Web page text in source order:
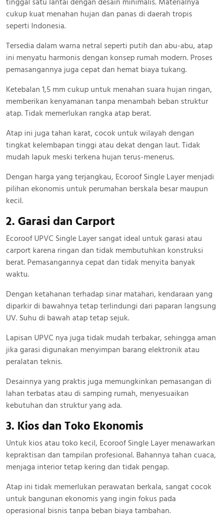
cukup kuat menahan hujan dan panas di daerah tropis
seperti Indonesia.
Tersedia dalam warna netral seperti putih dan abu-abu, atap
ini menyatu harmonis dengan konsep rumah modern. Proses
pemasangannya juga cepat dan hemat biaya tukang.
Ketebalan 1,5 mm cukup untuk menahan suara hujan ringan,
memberikan kenyamanan tanpa menambah beban struktur
atap. Tidak memerlukan rangka atap berat.
Atap ini juga tahan karat, cocok untuk wilayah dengan
tingkat kelembapan tinggi atau dekat dengan laut. Tidak
mudah lapuk meski terkena hujan terus-menerus.
Dengan harga yang terjangkau, Ecoroof Single Layer menjadi
pilihan ekonomis untuk perumahan berskala besar maupun
kecil.
2. Garasi dan Carport
Ecoroof UPVC Single Layer sangat ideal untuk garasi atau
carport karena ringan dan tidak membutuhkan konstruksi
berat. Pemasangannya cepat dan tidak menyita banyak
waktu.
Dengan ketahanan terhadap sinar matahari, kendaraan yang
diparkir di bawahnya tetap terlindungi dari paparan langsung
UV. Suhu di bawah atap tetap sejuk.
Lapisan UPVC nya juga tidak mudah terbakar, sehingga aman
jika garasi digunakan menyimpan barang elektronik atau
peralatan teknis.
Desainnya yang praktis juga memungkinkan pemasangan di
lahan terbatas atau di samping rumah, menyesuaikan
kebutuhan dan struktur yang ada.
3. Kios dan Toko Ekonomis
Untuk kios atau toko kecil, Ecoroof Single Layer menawarkan
kepraktisan dan tampilan profesional. Bahannya tahan cuaca,
menjaga interior tetap kering dan tidak pengap.
Atap ini tidak memerlukan perawatan berkala, sangat cocok
untuk bangunan ekonomis yang ingin fokus pada
operasional bisnis tanpa beban biaya tambahan.